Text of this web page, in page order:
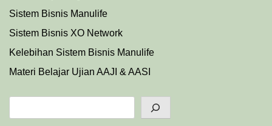
Sistem Bisnis Manulife
Sistem Bisnis XO Network
Kelebihan Sistem Bisnis Manulife
Materi Belajar Ujian AAJI & AASI